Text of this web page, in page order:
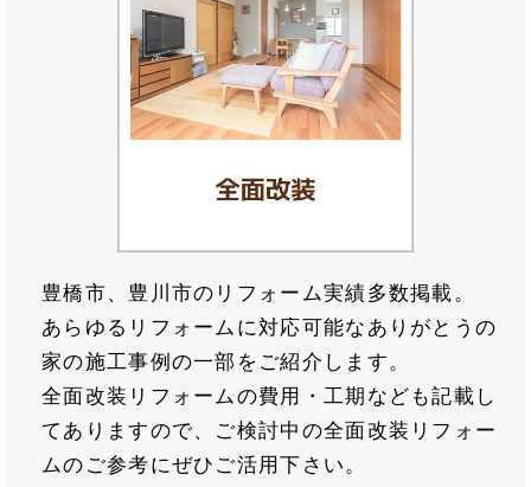
豊橋市、豊川市のリフォーム実績多数掲載。
あらゆるリフォームに対応可能なありがとうの
家の施工事例の一部をご紹介します。
全面改装リフォームの費用・工期なども記載し
てありますので、ご検討中の全面改装リフォー
ムのご参考にぜひご活用下さい。